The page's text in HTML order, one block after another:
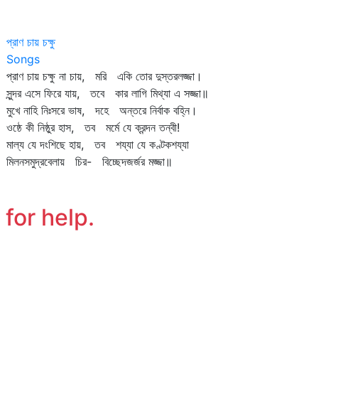
প্রাণ চায় চক্ষু
Songs
প্রাণ চায় চক্ষু না চায়, মরি একি তোর দুস্তরলজ্জা।
সুন্দর এসে ফিরে যায়, তবে কার লাগি মিথ্যা এ সজ্জা॥
মুখে নাহি নিঃসরে ভাষ, দহে অন্তরে নির্বাক বহ্নি।
ওষ্ঠে কী নিষ্ঠুর হাস, তব মর্মে যে ক্রন্দন তন্বী!
মাল্য যে দংশিছে হায়, তব শয্যা যে কণ্টকশয্যা
মিলনসমুদ্রবেলায় চির- বিচ্ছেদজর্জর মজ্জা॥
for help.